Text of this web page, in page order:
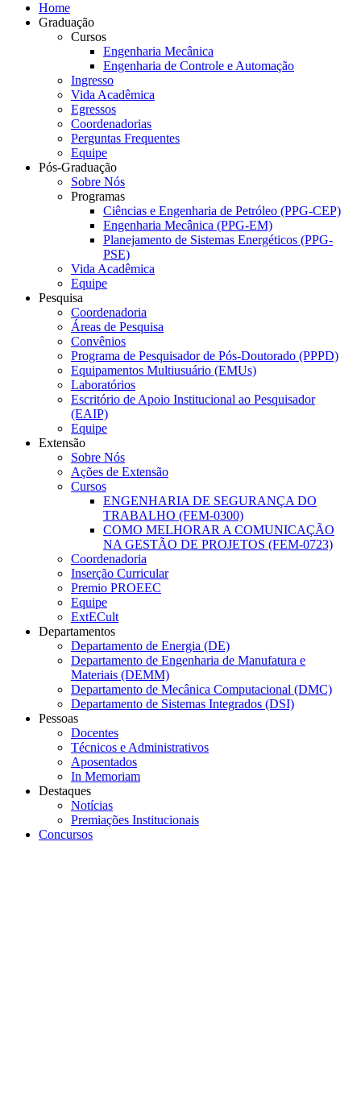
Home
Graduação
Cursos
Engenharia Mecânica
Engenharia de Controle e Automação
Ingresso
Vida Acadêmica
Egressos
Coordenadorias
Perguntas Frequentes
Equipe
Pós-Graduação
Sobre Nós
Programas
Ciências e Engenharia de Petróleo (PPG-CEP)
Engenharia Mecânica (PPG-EM)
Planejamento de Sistemas Energéticos (PPG-
PSE)
Vida Acadêmica
Equipe
Pesquisa
Coordenadoria
Áreas de Pesquisa
Convênios
Programa de Pesquisador de Pós-Doutorado (PPPD)
Equipamentos Multiusuário (EMUs)
Laboratórios
Escritório de Apoio Institucional ao Pesquisador
(EAIP)
Equipe
Extensão
Sobre Nós
Ações de Extensão
Cursos
ENGENHARIA DE SEGURANÇA DO
TRABALHO (FEM-0300)
COMO MELHORAR A COMUNICAÇÃO
NA GESTÃO DE PROJETOS (FEM-0723)
Coordenadoria
Inserção Curricular
Premio PROEEC
Equipe
ExtECult
Departamentos
Departamento de Energia (DE)
Departamento de Engenharia de Manufatura e
Materiais (DEMM)
Departamento de Mecânica Computacional (DMC)
Departamento de Sistemas Integrados (DSI)
Pessoas
Docentes
Técnicos e Administrativos
Aposentados
In Memoriam
Destaques
Notícias
Premiações Institucionais
Concursos